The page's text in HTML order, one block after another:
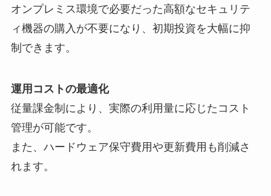
オンプレミス環境で必要だった高額なセキュリテ
ィ機器の購入が不要になり、初期投資を大幅に抑
制できます。
運用コストの最適化
従量課金制により、実際の利用量に応じたコスト
管理が可能です。
また、ハードウェア保守費用や更新費用も削減さ
れます。